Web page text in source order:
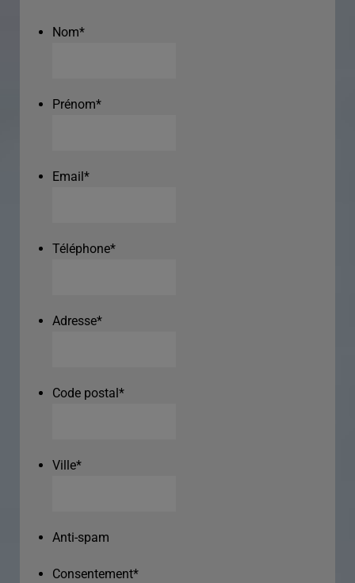
Nom*
Prénom*
Email*
Téléphone*
Adresse*
Code postal*
Ville*
Anti-spam
Consentement*